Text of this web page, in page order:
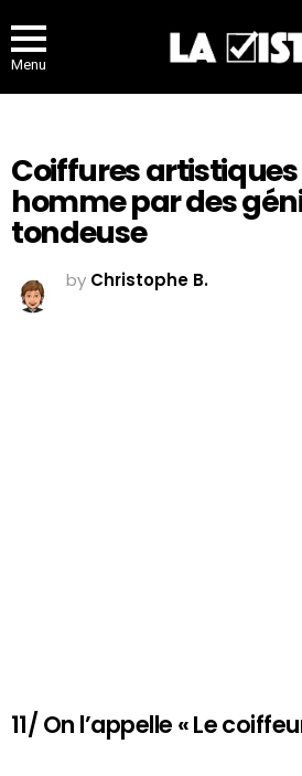
Menu
Coiffures artistiques
homme par des
tondeuse
by Christophe B.
11/ On l’appelle « Le